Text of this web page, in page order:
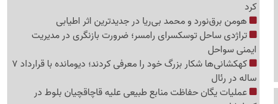
کرد
هومن برق‌نورد و محمد بی‌ریا در جدیدترین اثر اطیابی
تراژدی ساحل توسکسرای رامسر؛ ضرورت بازنگری در مدیریت
ایمنی سواحل
کهکشانی‌ها شکار بزرگ خود را معرفی کردند؛ دیومانده با قرارداد 7
ساله در رئال
عملیات یگان حفاظت منابع طبیعی علیه قاچاقچیان بلوط در